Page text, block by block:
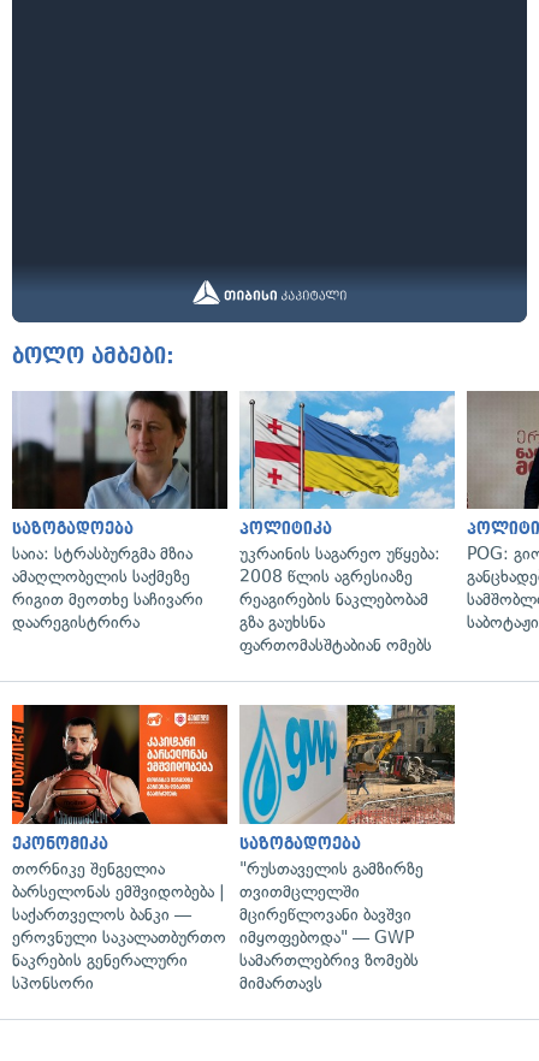
ბოლო ამბები:
საზოგადოება
საია: სტრასბურგმა მზია
ამაღლობელის საქმეზე
რიგით მეოთხე საჩივარი
დაარეგისტრირა
პოლიტიკა
უკრაინის საგარეო უწყება:
2008 წლის აგრესიაზე
რეაგირების ნაკლებობამ
გზა გაუხსნა
ფართომასშტაბიან ომებს
POG:
ეკონომიკა
თორნიკე შენგელია
ბარსელონას ემშვიდობება |
საქართველოს ბანკი —
ეროვნული საკალათბურთო
ნაკრების გენერალური
სპონსორი
საზოგადოება
"რუსთაველის გამზირზე
თვითმცლელში
მცირეწლოვანი ბავშვი
იმყოფებოდა" — GWP
სამართლებრივ ზომებს
მიმართავს